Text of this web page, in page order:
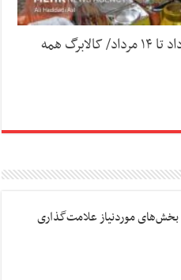
تمدید مهلت اعتبار کالابرگ خرداد تا ۱۴ مرداد/ کالابرگ همه
بخش‌های موردنیاز علامت‌گذاری